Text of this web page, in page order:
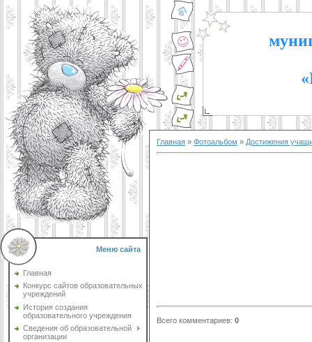
Меню сайта
Главная
Конкурс сайтов образовательных
учреждений
История создания
образовательного учреждения
Сведения об образовательной
организации
Главная » Фотоальбом » Достижения
Всего комментариев: 0